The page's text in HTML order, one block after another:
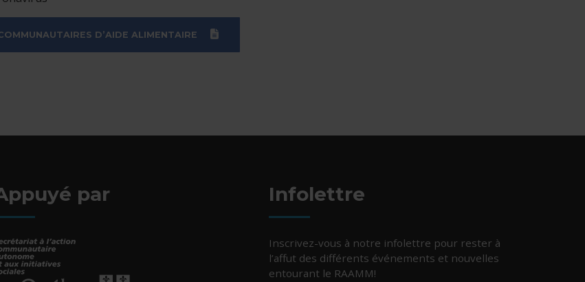
D’AIDE ALIMENTAIRE (DOCX)
par Infolettre
Inscrivez-vous à notre infolettre pour rester à
l’affut des différents événements et nouvelles
entourant le RAAMM!